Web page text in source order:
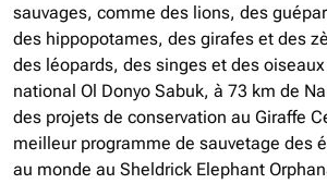
sauvages, comme des lions, des
des hippopotames, des girafes et des
des léopards, des singes et des
national Ol Donyo Sabuk, à 73 km de
des projets de conservation au Giraffe
meilleur programme de sauvetage des
au monde au Sheldrick Elephant